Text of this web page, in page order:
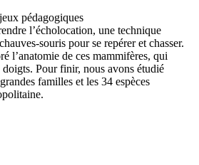
pédagogiques
l’écholocation, une technique
souris pour se repérer et chasser.
l’anatomie de ces mammifères, qui
doigts. Pour finir, nous avons étudié
familles et les 34 espèces